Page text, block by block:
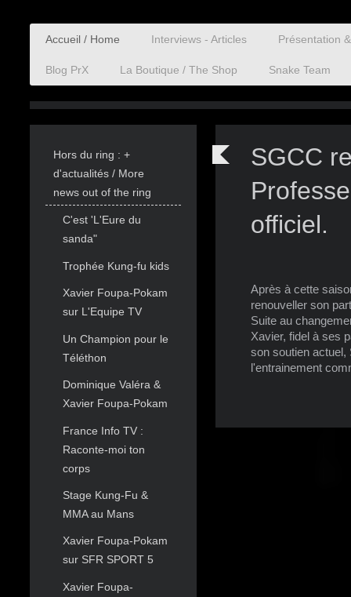
Accueil / Home Interviews - Articles Présentation
Blog PrX La Boutique / The Shop Snake Team
SGCC
officiel.
Après à cette
renouveller son
Suite au
Xavier, fidel à ses
son soutien
l'entrainement
Hors du ring : +
d'actualités / More
news out of the ring
C'est 'L'Eure du
sanda"
Trophée Kung-fu kids
Xavier Foupa-Pokam
sur L'Equipe TV
Un Champion pour le
Téléthon
Dominique Valéra &
Xavier Foupa-Pokam
France Info TV :
Raconte-moi ton
corps
Stage Kung-Fu &
MMA au Mans
Xavier Foupa-Pokam
sur SFR SPORT 5
Xavier Foupa-